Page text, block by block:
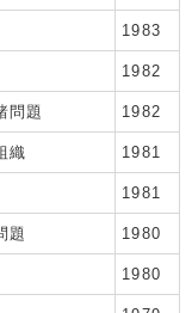
1983
1982
問題 1982
織 1981
1981
題 1980
1980